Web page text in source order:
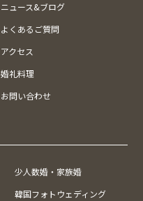
ニュース&ブログ
よくあるご質問
アクセス
婚礼料理
お問い合わせ
少人数婚・家族婚
韓国フォトウェディング